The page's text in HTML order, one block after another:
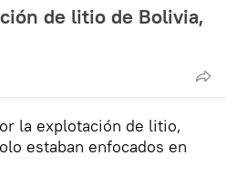
de litio de Bolivia,
la explotación de litio,
estaban enfocados en